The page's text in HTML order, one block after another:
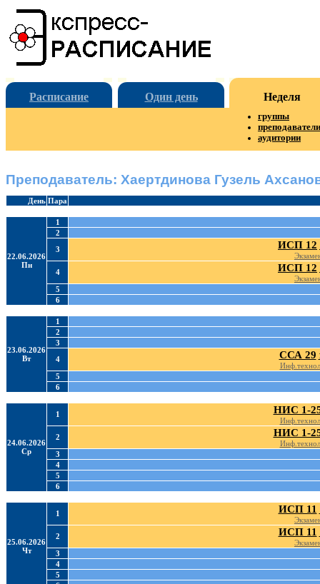
Расписание Один день Неделя
группы
преподаватели
аудитории
Преподаватель: Хаертдинова Гузель
День Пара
22.06.2026
Пн
1
2
3
ИСП 12
4
ИСП 12
5
6
23.06.2026
Вт
1
2
3
4
ССА 29
5
6
24.06.2026
Ср
1 НИС 1-
2
НИС 1-
3
4
5
6
25.06.2026
Чт
1 ИСП 11
2
ИСП 11
3
4
5